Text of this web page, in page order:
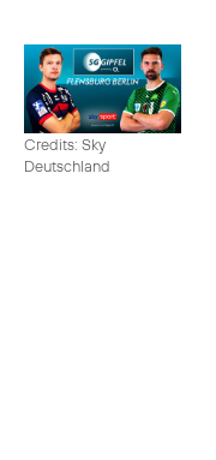
Credits: Sky
Deutschland